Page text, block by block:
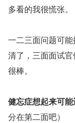
多看的我很慌张。
一二三面问题可
清了，三面面试
很棒。
健忘症想起来可
分在第二面吧）